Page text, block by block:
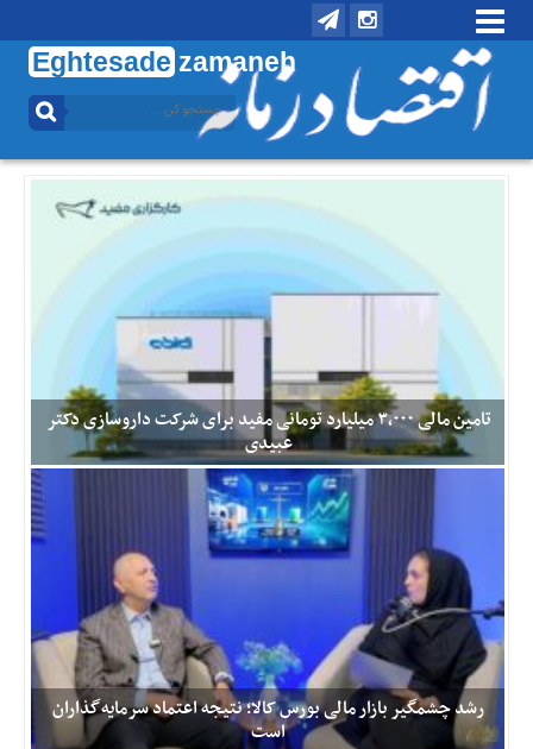
Eghtesade zamaneh
منوی
تماس
اقتصادی
اجتماعی
بین
اجتماعی
فرهنگ
هنر
بورس
بانک
تامین مالی ۳,۰۰۰ میلیارد تومانی مفید برای شرکت داروسازی دکتر
عبیدی
اقتصاد زمانه : گروه مالی مفید تامین مالی شرکت داروسازی دکتر عبیدی
را با انتشار ۳,۰۰۰ میلیارد تومان اوراق مرابحه به انجام رساند. با تامین
مالی ۳,۰۰۰ میلیارد تومانی شرکت داروسازی دکتر عبیدی که تمامی
مراحل طراحی، تامین منابع و اجرای آن از سوی گروه مالی مفید انجام
شد، رکورد جدیدی در تامین مالی صنعت دارویی از طریق بازار سرمایه به
ثبت رسید. این منابع برای تامین سرمایه در گردش و خرید مواد اولیه
شرکت داروسازی دکتر عبیدی به کار
رشد چشمگیر بازار مالی بورس کالا؛ نتیجه اعتماد سرمایه‌گذاران
است